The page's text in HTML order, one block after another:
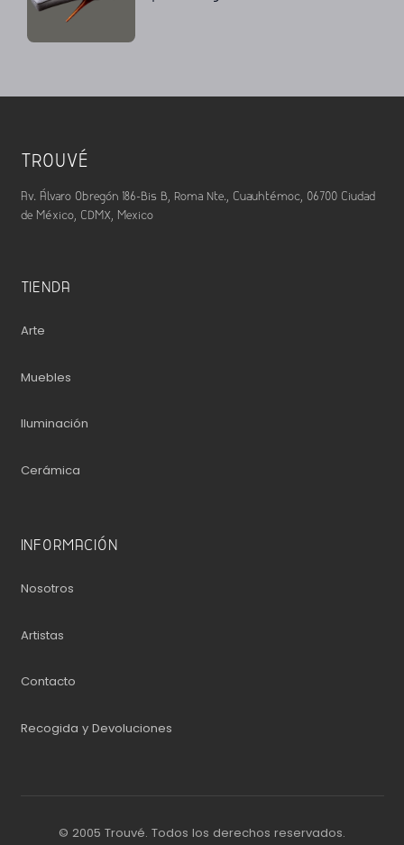
TROUVÉ
Av. Álvaro Obregón 186-Bis B, Roma Nte., Cuauhtémoc, 06700 Ciudad
de México, CDMX, Mexico
TIENDA
Arte
Muebles
Iluminación
Cerámica
INFORMACIÓN
Nosotros
Artistas
Contacto
Recogida y Devoluciones
© 2005 Trouvé. Todos los derechos reservados.